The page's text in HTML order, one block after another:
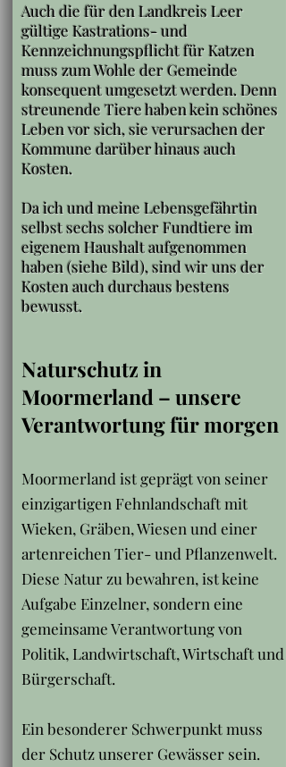
Auch die für den Landkreis Leer
gültige Kastrations- und
Kennzeichnungspflicht für Katzen
muss zum Wohle der Gemeinde
konsequent umgesetzt werden. Denn
streunende Tiere haben kein schönes
Leben vor sich, sie verursachen der
Kommune darüber hinaus auch
Kosten.
Da ich und meine Lebensgefährtin
selbst sechs solcher Fundtiere im
eigenem Haushalt aufgenommen
haben (siehe Bild), sind wir uns der
Kosten auch durchaus bestens
bewusst.
Naturschutz in
Moormerland – unsere
Verantwortung für morgen
Moormerland ist geprägt von seiner
einzigartigen Fehnlandschaft mit
Wieken, Gräben, Wiesen und einer
artenreichen Tier- und Pflanzenwelt.
Diese Natur zu bewahren, ist keine
Aufgabe Einzelner, sondern eine
gemeinsame Verantwortung von
Politik, Landwirtschaft, Wirtschaft und
Bürgerschaft.
Ein besonderer Schwerpunkt muss
der Schutz unserer Gewässer sein.